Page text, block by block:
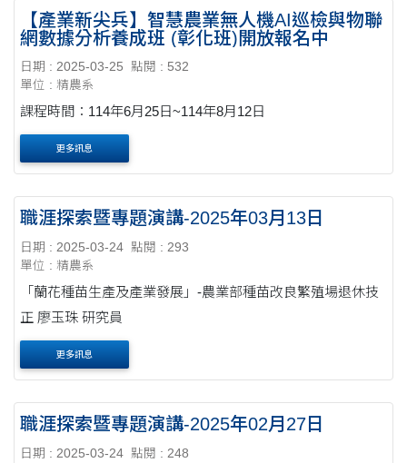
【產業新尖兵】智慧農業無人機AI巡檢與物聯
網數據分析養成班 (彰化班)開放報名中
日期 : 2025-03-25
點閱 : 532
單位 : 精農系
課程時間：114年6月25日~114年8月12日
更多訊息
職涯探索暨專題演講-2025年03月13日
日期 : 2025-03-24 點閱 : 293
單位 : 精農系
「蘭花種苗生產及產業發展」-農業部種苗改良繁殖場退休技
正 廖玉珠 研究員
更多訊息
職涯探索暨專題演講-2025年02月27日
日期 : 2025-03-24 點閱 : 248